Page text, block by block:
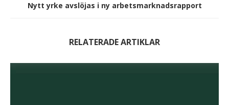
Nytt yrke avslöjas i ny arbetsmarknadsrapport
RELATERADE ARTIKLAR